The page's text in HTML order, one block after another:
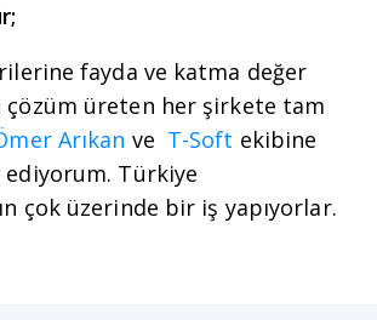
fayda ve katma değer
üreten her şirkete tam
Arıkan ve T-Soft ekibine
Türkiye
çok üzerinde bir iş yapıyorlar.